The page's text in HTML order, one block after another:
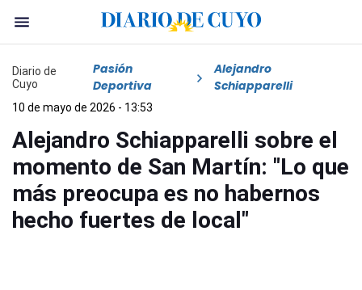
Diario de
Cuyo
Pasión
Deportiva
Alejandro
Schiapparelli
10 de mayo de 2026 - 13:53
Alejandro Schiapparelli sobre el
momento de San Martín: "Lo que
más preocupa es no habernos
hecho fuertes de local"